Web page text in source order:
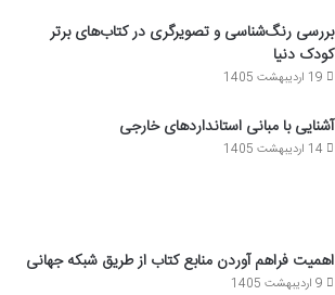
بررسی رنگ‌شناسی و تصویرگری در کتاب‌های برتر
کودک دنیا
19 اردیبهشت 1405
آشنایی با مبانی استانداردهای خارجی
14 اردیبهشت 1405
اهمیت فراهم آوردن منابع کتاب از طریق شبکه جهانی
9 اردیبهشت 1405